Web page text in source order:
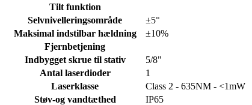
Tilt funktion
Selvnivelleringsområde
±5°
Maksimal indstilbar hældning
±10%
Fjernbetjening
Indbygget skrue til stativ
5/8"
Antal laserdioder
1
Laserklasse
Class 2 - 635NM - <1mW
Støv-og vandtæthed
IP65